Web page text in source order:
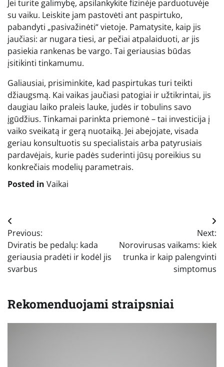
Jei turite galimybę, apsilankykite fizinėje parduotuvėje
su vaiku. Leiskite jam pastovėti ant paspirtuko,
pabandyti „pasivažinėti“ vietoje. Pamatysite, kaip jis
jaučiasi: ar nugara tiesi, ar pečiai atpalaiduoti, ar jis
pasiekia rankenas be vargo. Tai geriausias būdas
įsitikinti tinkamumu.
Galiausiai, prisiminkite, kad paspirtukas turi teikti
džiaugsmą. Kai vaikas jaučiasi patogiai ir užtikrintai, jis
daugiau laiko praleis lauke, judės ir tobulins savo
įgūdžius. Tinkamai parinkta priemonė – tai investicija į
vaiko sveikatą ir gerą nuotaiką. Jei abejojate, visada
geriau konsultuotis su specialistais arba patyrusiais
pardavėjais, kurie padės suderinti jūsų poreikius su
konkrečiais modelių parametrais.
Posted in Vaikai
Navigacija
tarp
įrašų
Previous:
Dviratis be pedalų: kada
geriausia pradėti ir kodėl jis
svarbus
Next:
Norovirusas vaikams: kiek
trunka ir kaip palengvinti
simptomus
Rekomenduojami straipsniai